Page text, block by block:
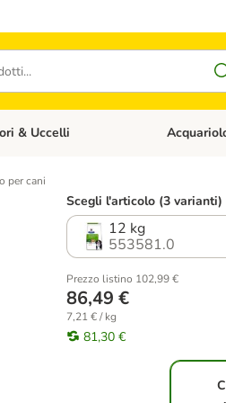
Categoria: Diete
& Uccelli Apri Menù
per cani
Scegli l'articolo (3 varianti)
12 kg
553581.0
Prezzo listino 102,99 €
86,49 €
7,21 € / kg
81,30 €